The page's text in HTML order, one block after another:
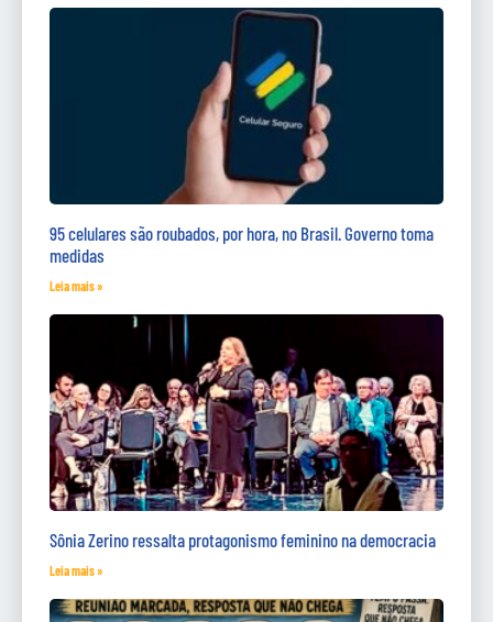
95 celulares são roubados, por hora, no Brasil. Governo toma
medidas
Leia mais »
Sônia Zerino ressalta protagonismo feminino na democracia
Leia mais »